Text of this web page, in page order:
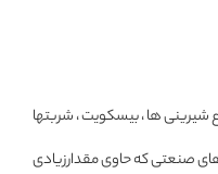
ها ، بیسکویت ، شربتها
صنعتی که حاوی مقدارزیادی